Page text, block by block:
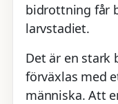
bidrottning får
larvstadiet.
Det är en stark
förväxlas med
människa. Att